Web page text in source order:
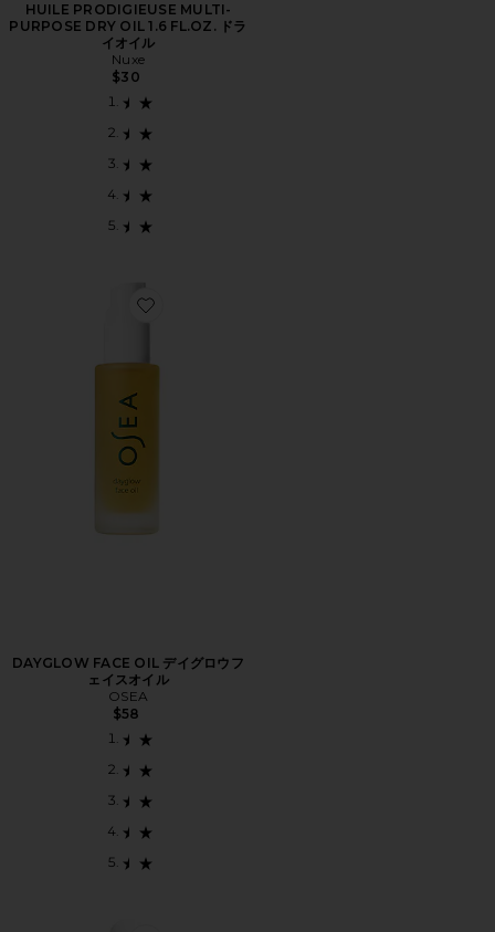
HUILE PRODIGIEUSE MULTI-
PURPOSE DRY OIL 1.6 FL.OZ. ドラ
イオイル
Nuxe
$30
Favorite DAYGLOW FACE OIL デイグロウフェイスオイ
DAYGLOW FACE OIL デイグロウフ
ェイスオイル
OSEA
$58